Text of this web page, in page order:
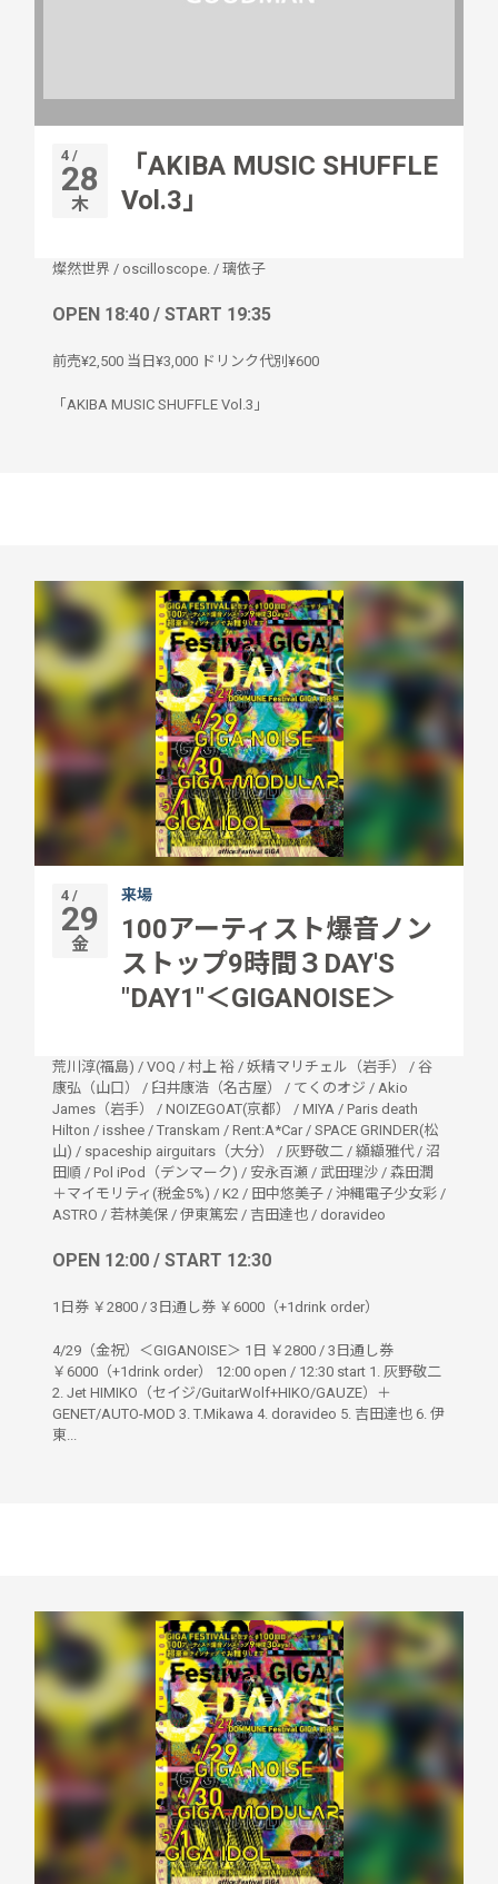
4 /
28
木
「AKIBA MUSIC SHUFFLE
Vol.3」
燦然世界 / oscilloscope. / 璃依子
OPEN 18:40 / START 19:35
前売¥2,500 当日¥3,000 ドリンク代別¥600
「AKIBA MUSIC SHUFFLE Vol.3」
4 /
29
金
来場
100アーティスト爆音ノン
ストップ9時間３DAY'S
"DAY1"＜GIGANOISE＞
荒川淳(福島) / VOQ / 村上 裕 / 妖精マリチェル（岩手） / 谷
康弘（山口）
/ 臼井康浩（名古屋） / てくのオジ / Akio
James（岩手）
/ NOIZEGOAT(京都） / MIYA / Paris death
Hilton / isshee / Transkam / Rent:A*Car / SPACE GRINDER(松
山) / spaceship airguitars（大分） / 灰野敬二 / 纐纈雅代/ 沼
田順 / Pol iPod（デンマーク) / 安永百瀬 / 武田理沙 / 森田潤
＋マイモリティ(税金5%) / K2 / 田中悠美子 / 沖縄電子少女彩 /
ASTRO / 若林美保 / 伊東篤宏 / 吉田達也 / doravideo
OPEN 12:00 / START 12:30
1日券 ￥2800 / 3日通し券 ￥6000（+1drink order）
4/29（金祝）＜GIGANOISE＞ 1日 ￥2800 / 3日通し券
￥6000（+1drink order） 12:00 open / 12:30 start 1. 灰野敬二
2. Jet HIMIKO（セイジ/GuitarWolf+HIKO/GAUZE）＋
GENET/AUTO-MOD 3. T.Mikawa 4. doravideo 5. 吉田達也 6. 伊
東...